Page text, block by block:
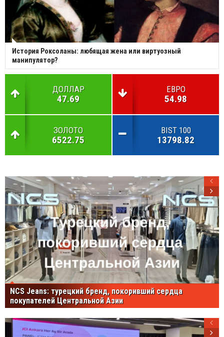
История Роксоланы: любящая жена или виртуозный
манипулятор?
ДОЛЛАР
47.69
ЕВРО
54.98
ЗОЛОТО
6522.75
BIST 100
13798.82
NCS Jeans: турецкий бренд, покоривший сердца
покупателей Центральной Азии